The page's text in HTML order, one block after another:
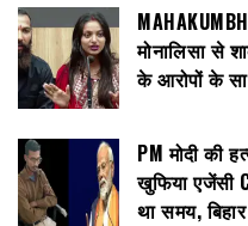
मोनालिसा से
के आरोपों के
PM मोदी की
खुफिया एजेंसी
था समय,